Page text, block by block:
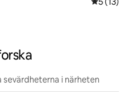
sevärdheterna i närheten